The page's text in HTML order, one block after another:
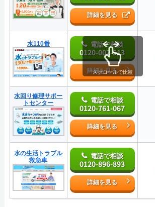
詳細を見る
水110番 電話で相談
0120-002-513
詳細を見る
水回り修理サポー
トセンター
電話で相談
0120-761-067
詳細を見る
水の生活トラブル
救急車
電話で相談
0120-896-893
詳細を見る
スクロールで比較